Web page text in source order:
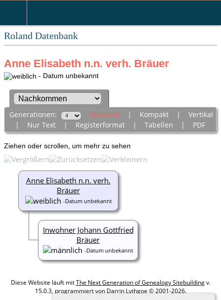
Roland Datenbank
Anne Elisabeth n.n. verh. Bräuer
- Datum unbekannt
Generationen: Standard | Kompakt| Vertikal
| Nur Text| Registerformat| Tabellen | PDF
Ziehen oder scrollen, um mehr zu sehen
Anne Elisabeth n.n. verh.
Bräuer
-Datum unbekannt
Inwohner Johann Gottfried
Bräuer
-Datum unbekannt
Diese Website läuft mitThe Next Generation of Genealogy Sitebuildingv.
15.0.3, programmiert von Darrin Lythgoe © 2001-2026.